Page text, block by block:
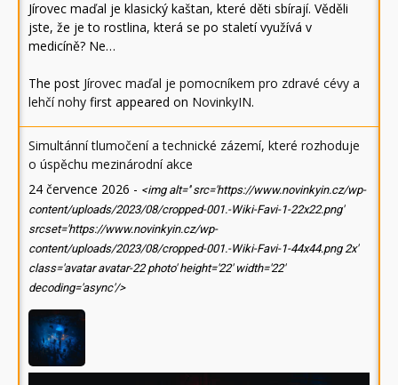
Jírovec maďal je klasický kaštan, které děti sbírají. Věděli
jste, že je to rostlina, která se po staletí využívá v
medicíně? Ne…
The post Jírovec maďal je pomocníkem pro zdravé cévy a
lehčí nohy first appeared on NovinkyIN.
Simultánní tlumočení a technické zázemí, které rozhoduje
o úspěchu mezinárodní akce
24 července 2026 - <img alt='' src='https://www.novinkyin.cz/wp-
content/uploads/2023/08/cropped-001.-Wiki-Favi-1-22x22.png'
srcset='https://www.novinkyin.cz/wp-
content/uploads/2023/08/cropped-001.-Wiki-Favi-1-44x44.png 2x'
class='avatar avatar-22 photo' height='22' width='22'
decoding='async'/>